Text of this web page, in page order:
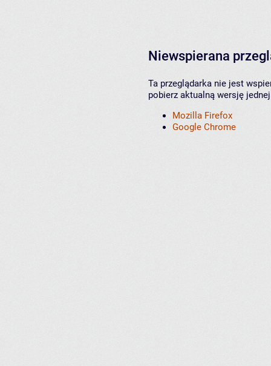
Niewspierana
Ta przeglądarka nie jest
pobierz aktualną wersję
Mozilla Firefox
Google Chrome